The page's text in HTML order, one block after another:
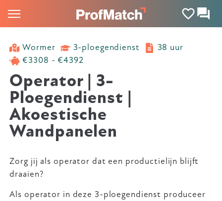
Wormer 3-ploegendienst
38 uur
€3308 - €4392
Operator | 3-
Ploegendienst |
Akoestische
Wandpanelen
Zorg jij als operator dat een productielijn blijft
draaien?
Als operator in deze 3-ploegendienst produceer